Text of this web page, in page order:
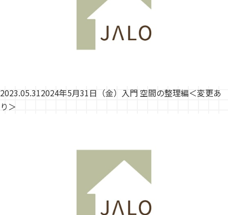
2023.05.312024年5月31日（金）入門 空間の整理編＜変更あ
り＞